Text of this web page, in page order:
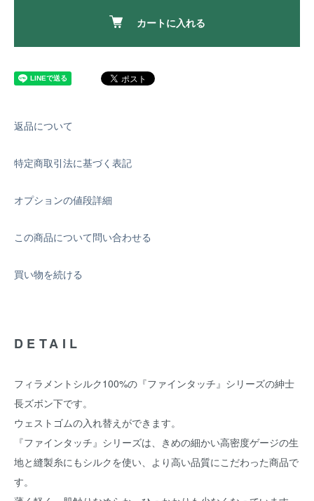
カートに入れる
返品について
特定商取引法に基づく表記
オプションの値段詳細
この商品について問い合わせる
買い物を続ける
DETAIL
フィラメントシルク100%の『ファインタッチ』シリーズの紳士
長ズボン下です。
ウェストゴムの入れ替えができます。
『ファインタッチ』シリーズは、きめの細かい高密度ゲージの生
地と縫製糸にもシルクを使い、より高い品質にこだわった商品で
す。